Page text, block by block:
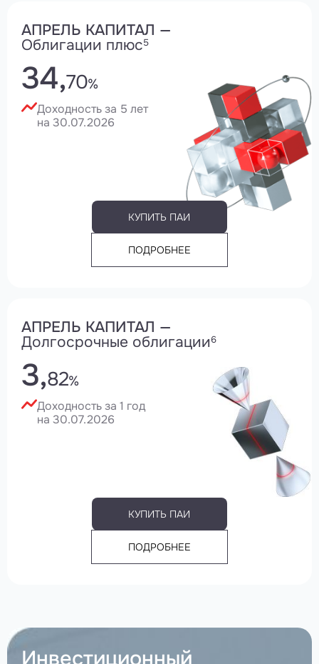
АПРЕЛЬ КАПИТАЛ —
Облигации плюс5
34,70%
Доходность за 5 лет
на 30.07.2026
КУПИТЬ ПАИ
ПОДРОБНЕЕ
АПРЕЛЬ КАПИТАЛ —
Долгосрочные облигации6
3,82%
Доходность за 1 год
на 30.07.2026
КУПИТЬ ПАИ
ПОДРОБНЕЕ
Инвестиционный